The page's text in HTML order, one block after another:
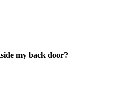
my back door?